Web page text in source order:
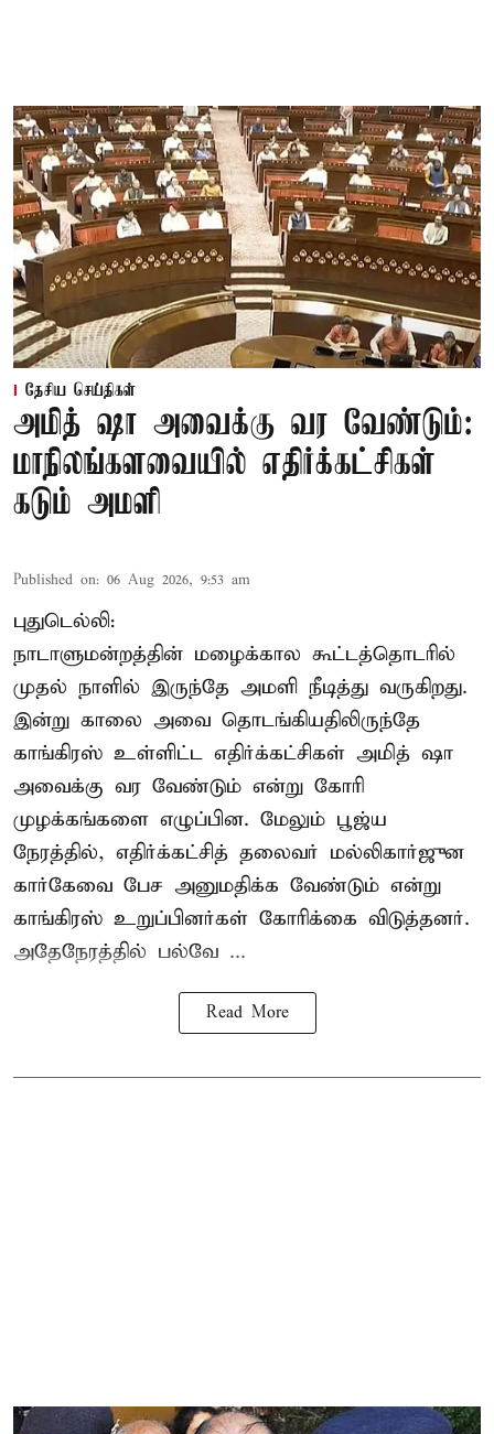
தேசிய செய்திகள்
அமித் ஷா அவைக்கு வர வேண்டும்:
மாநிலங்களவையில் எதிர்க்கட்சிகள்
கடும் அமளி
Published on: 06 Aug 2026, 9:53 am
புதுடெல்லி:
நாடாளுமன்றத்தின் மழைக்கால கூட்டத்தொடரில்
முதல் நாளில் இருந்தே அமளி நீடித்து வருகிறது.
இன்று காலை அவை தொடங்கியதிலிருந்தே
காங்கிரஸ் உள்ளிட்ட எதிர்க்கட்சிகள் அமித் ஷா
அவைக்கு வர வேண்டும் என்று கோரி
முழக்கங்களை எழுப்பின. மேலும் பூஜ்ய
நேரத்தில், எதிர்க்கட்சித் தலைவர் மல்லிகார்ஜுன
கார்கேவை பேச அனுமதிக்க வேண்டும் என்று
காங்கிரஸ் உறுப்பினர்கள் கோரிக்கை விடுத்தனர்.
அதேநேரத்தில் பல்வே ...
Read More